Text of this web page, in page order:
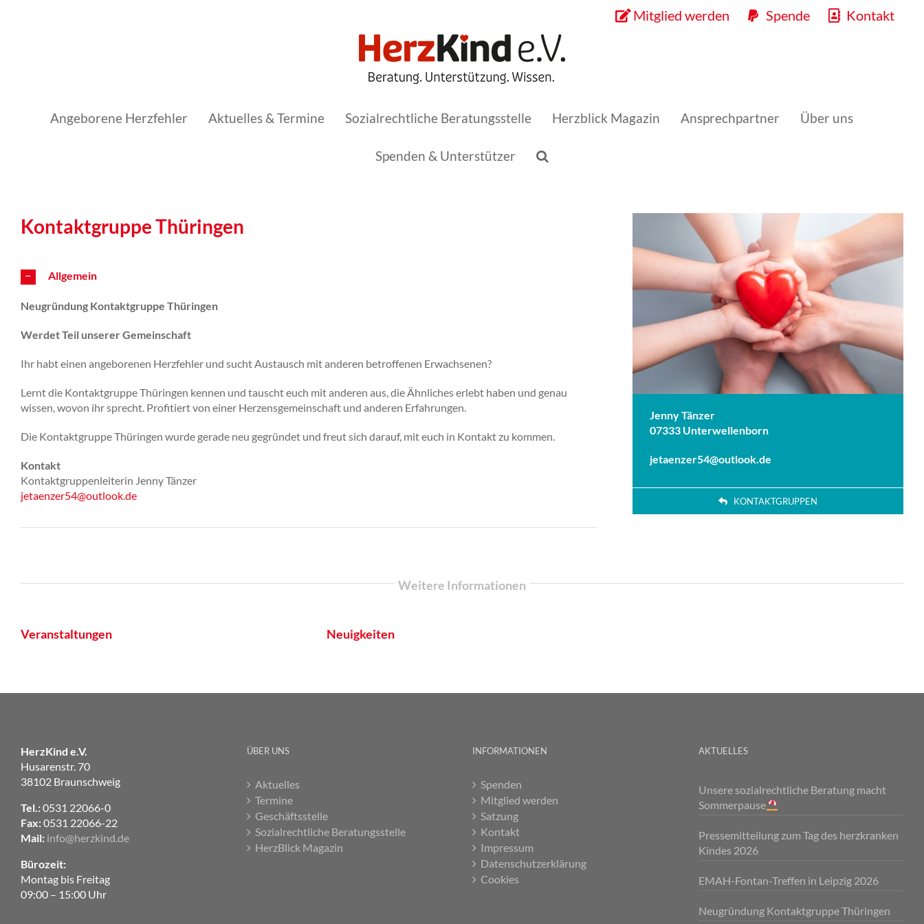
Mitglied werden Spende Kontakt
Angeborene Herzfehler Aktuelles & Termine Sozialrechtliche Beratungsstelle Herzblick Magazin Ansprechpartner Über uns
Spenden & Unterstützer
Kontaktgruppe Thüringen
Allgemein
Neugründung Kontaktgruppe Thüringen
Werdet Teil unserer Gemeinschaft
Ihr habt einen angeborenen Herzfehler und sucht Austausch mit anderen betroffenen Erwachsenen?
Lernt die Kontaktgruppe Thüringen kennen und tauscht euch mit anderen aus, die Ähnliches erlebt haben und genau
wissen, wovon ihr sprecht. Profitiert von einer Herzensgemeinschaft und anderen Erfahrungen.
Die Kontaktgruppe Thüringen wurde gerade neu gegründet und freut sich darauf, mit euch in Kontakt zu kommen.
Kontakt
Kontaktgruppenleiterin Jenny Tänzer
jetaenzer54@outlook.de
Jenny Tänzer
07333 Unterwellenborn
jetaenzer54@outlook.de
KONTAKTGRUPPEN
Weitere Informationen
Veranstaltungen Neuigkeiten
HerzKind e.V.
Husarenstr. 70
38102 Braunschweig
Tel.:0531 22066-0
Fax:0531 22066-22
Mail: info@herzkind.de
Bürozeit:
Montag bis Freitag
09:00 – 15:00 Uhr
ÜBER UNS
Aktuelles
Termine
Geschäftsstelle
Sozialrechtliche Beratungsstelle
HerzBlick Magazin
INFORMATIONEN
Spenden
Mitglied werden
Satzung
Kontakt
Impressum
Datenschutzerklärung
Cookies
AKTUELLES
Unsere sozialrechtliche Beratung macht
Sommerpause
Pressemitteilung zum Tag des herzkranken
Kindes 2026
EMAH-Fontan-Treffen in Leipzig 2026
Neugründung Kontaktgruppe Thüringen